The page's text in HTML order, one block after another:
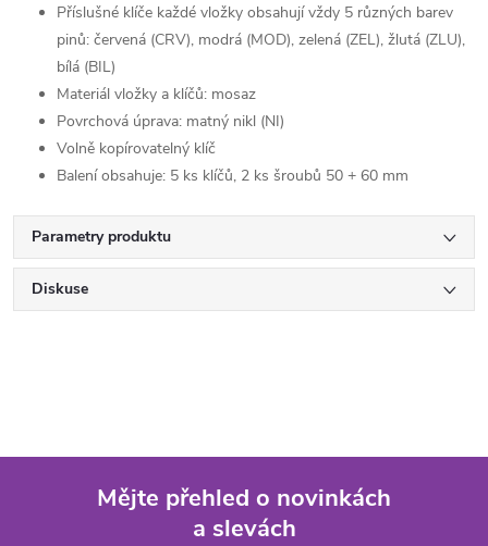
Příslušné klíče každé vložky obsahují vždy 5 různých barev
pinů: červená (CRV), modrá (MOD), zelená (ZEL), žlutá (ZLU),
bílá (BIL)
Materiál vložky a klíčů: mosaz
Povrchová úprava: matný nikl (NI)
Volně kopírovatelný klíč
Balení obsahuje: 5 ks klíčů, 2 ks šroubů 50 + 60 mm
Parametry produktu
Diskuse
Mějte přehled o novinkách
a slevách